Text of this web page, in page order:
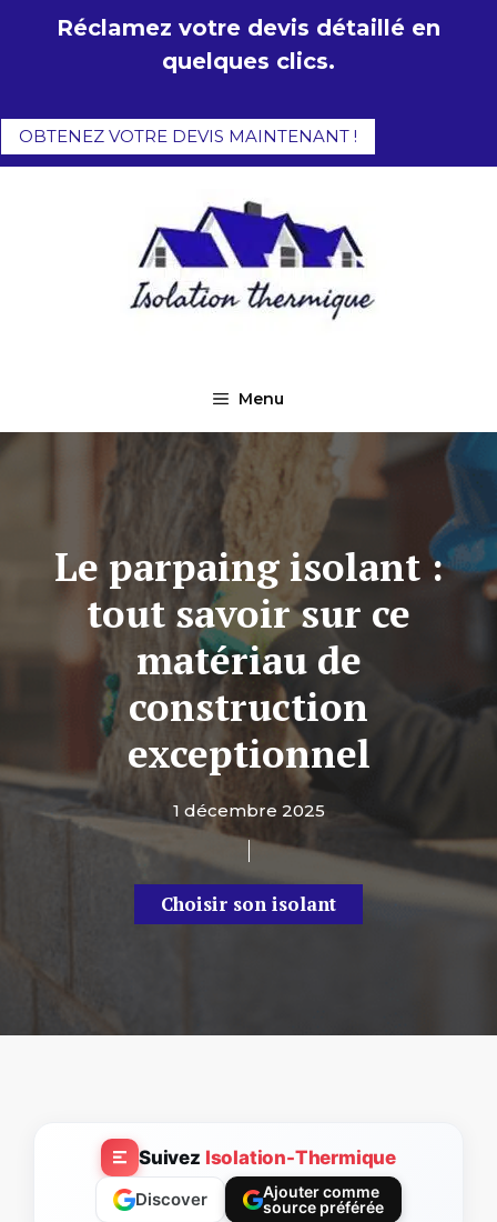
Réclamez votre devis détaillé en
quelques clics.
OBTENEZ VOTRE DEVIS MAINTENANT !
Menu
Le parpaing isolant :
tout savoir sur ce
matériau de
construction
exceptionnel
1 décembre 2025
Choisir son isolant
Suivez Isolation-Thermique
Discover
Ajouter comme
source préférée